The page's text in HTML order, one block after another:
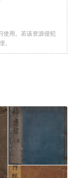
使用。若该资源侵犯
。